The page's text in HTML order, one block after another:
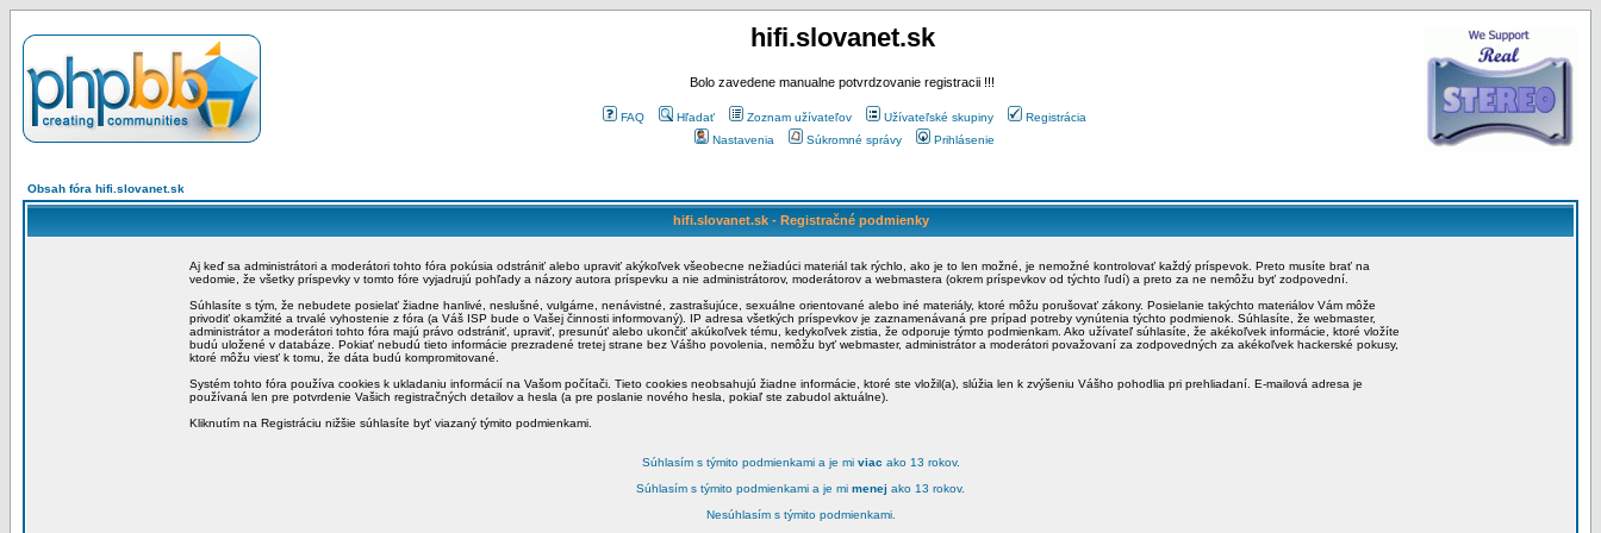
hifi.slovanet.sk
Bolo zavedene manualne potvrdzovanie registracii !!!
FAQ Hľadať Zoznam užívateľov Užívateľské skupiny
Registrácia
Nastavenia
Súkromné správy Prihlásenie
Obsah fóra hifi.slovanet.sk
hifi.slovanet.sk - Registračné podmienky
Aj keď sa administrátori a moderátori tohto fóra pokúsia odstrániť alebo upraviť akýkoľvek všeobecne nežiadúci materiál tak rýchlo, ako je to len možné, je nemožné kontrolovať každý príspevok. Preto musíte brať na
vedomie, že všetky príspevky v tomto fóre vyjadrujú pohľady a názory autora príspevku a nie administrátorov, moderátorov a webmastera (okrem príspevkov od týchto ľudí) a preto za ne nemôžu byť zodpovední.
Súhlasíte s tým, že nebudete posielať žiadne hanlivé, neslušné, vulgárne, nenávistné, zastrašujúce, sexuálne orientované alebo iné materiály, ktoré môžu porušovať zákony. Posielanie takýchto materiálov Vám môže
privodiť okamžité a trvalé vyhostenie z fóra (a Váš ISP bude o Vašej činnosti informovaný). IP adresa všetkých príspevkov je zaznamenávaná pre prípad potreby vynútenia týchto podmienok. Súhlasíte, že webmaster,
administrátor a moderátori tohto fóra majú právo odstrániť, upraviť, presunúť alebo ukončiť akúkoľvek tému, kedykoľvek zistia, že odporuje týmto podmienkam. Ako užívateľ súhlasíte, že akékoľvek informácie, ktoré vložíte
budú uložené v databáze. Pokiať nebudú tieto informácie prezradené tretej strane bez Vášho povolenia, nemôžu byť webmaster, administrátor a moderátori považovaní za zodpovedných za akékoľvek hackerské pokusy,
ktoré môžu viesť k tomu, že dáta budú kompromitované.
Systém tohto fóra používa cookies k ukladaniu informácií na Vašom počítači. Tieto cookies neobsahujú žiadne informácie, ktoré ste vložil(a), slúžia len k zvýšeniu Vášho pohodlia pri prehliadaní. E-mailová adresa je
používaná len pre potvrdenie Vašich registračných detailov a hesla (a pre poslanie nového hesla, pokiaľ ste zabudol aktuálne).
Kliknutím na Registráciu nižšie súhlasíte byť viazaný týmito podmienkami.
Súhlasím s týmito podmienkami a je mi viac ako 13 rokov.
Súhlasím s týmito podmienkami a je mi menej ako 13 rokov.
Nesúhlasím s týmito podmienkami.